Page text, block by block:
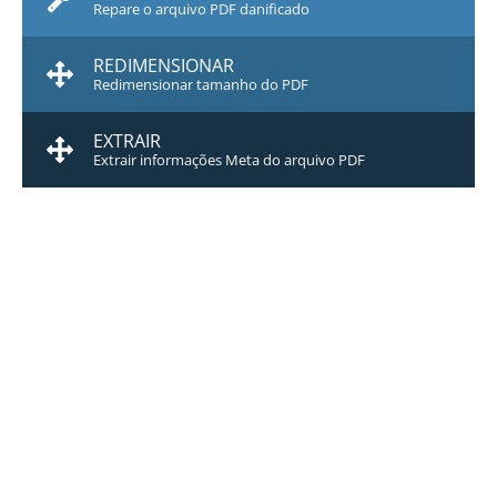
Repare o arquivo PDF danificado
REDIMENSIONAR
Redimensionar tamanho do PDF
EXTRAIR
Extrair informações Meta do arquivo PDF